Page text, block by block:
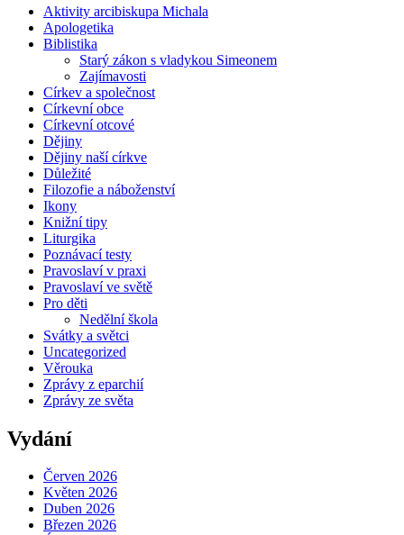
Aktivity arcibiskupa Michala
Apologetika
Biblistika
Starý zákon s vladykou Simeonem
Zajímavosti
Církev a společnost
Církevní obce
Církevní otcové
Dějiny
Dějiny naší církve
Důležité
Filozofie a náboženství
Ikony
Knižní tipy
Liturgika
Poznávací testy
Pravoslaví v praxi
Pravoslaví ve světě
Pro děti
Nedělní škola
Svátky a světci
Uncategorized
Věrouka
Zprávy z eparchií
Zprávy ze světa
Vydání
Červen 2026
Květen 2026
Duben 2026
Březen 2026